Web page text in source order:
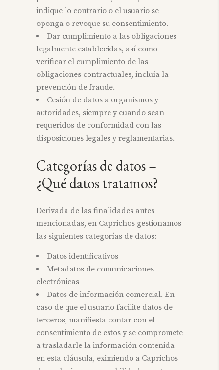
indique lo contrario o el usuario se
oponga o revoque su consentimiento.
Dar cumplimiento a las obligaciones
legalmente establecidas, así como
verificar el cumplimiento de las
obligaciones contractuales, incluía la
prevención de fraude.
Cesión de datos a organismos y
autoridades, siempre y cuando sean
requeridos de conformidad con las
disposiciones legales y reglamentarias.
Categorías de datos –
¿Qué datos tratamos?
Derivada de las finalidades antes
mencionadas, en Caprichos gestionamos
las siguientes categorías de datos:
Datos identificativos
Metadatos de comunicaciones
electrónicas
Datos de información comercial. En
caso de que el usuario facilite datos de
terceros, manifiesta contar con el
consentimiento de estos y se compromete
a trasladarle la información contenida
en esta cláusula, eximiendo a Caprichos